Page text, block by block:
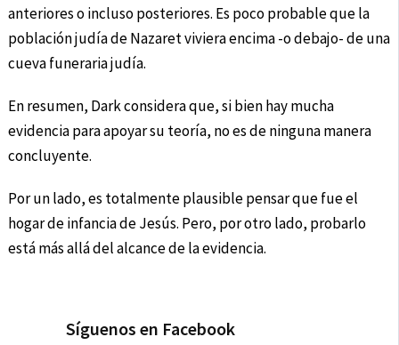
anteriores o incluso posteriores. Es poco probable que la
población judía de Nazaret viviera encima -o debajo- de una
cueva funeraria judía.
En resumen, Dark considera que, si bien hay mucha
evidencia para apoyar su teoría, no es de ninguna manera
concluyente.
Por un lado, es totalmente plausible pensar que fue el
hogar de infancia de Jesús. Pero, por otro lado, probarlo
está más allá del alcance de la evidencia.
Síguenos en Facebook